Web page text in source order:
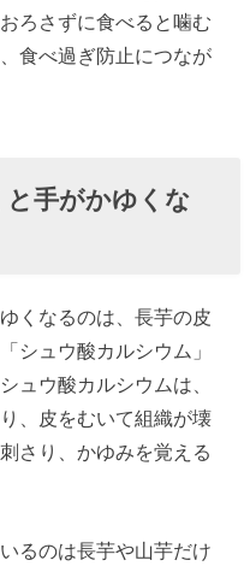
ろさずに食べると噛む
食べ過ぎ防止につなが
手がかゆくな
くなるのは、長芋の皮
シュウ酸カルシウム」
ュウ酸カルシウムは、
、皮をむいて組織が壊
さり、かゆみを覚える
るのは長芋や山芋だけ